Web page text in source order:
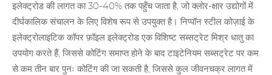
इलेक्ट्रोड की लागत का 30-40% तक पहुँच जाता है, जो क्लोर-क्षार उद्योगों में
दीर्घकालिक संचालन के लिए विशेष रूप से उपयुक्त है। निप्पॉन स्टील कोज़ाई के
इलेक्ट्रोलाइटिक कॉपर फ़ॉइल इलेक्ट्रोड एक विशिष्ट सब्सट्रेट मिश्र धातु का
उपयोग करते हैं, जिससे कोटिंग समाप्त होने के बाद टाइटेनियम सब्सट्रेट पर कम
से कम तीन बार पुनः कोटिंग की जा सकती है, जिससे कुल जीवनचक्र लागत में